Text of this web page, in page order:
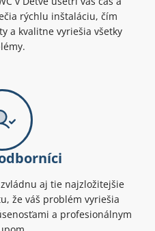
rýchlu inštaláciu, čím
a kvalitne vyriešia všetky
aj tie najzložitejšie
že váš problém vyriešia
a profesionálnym